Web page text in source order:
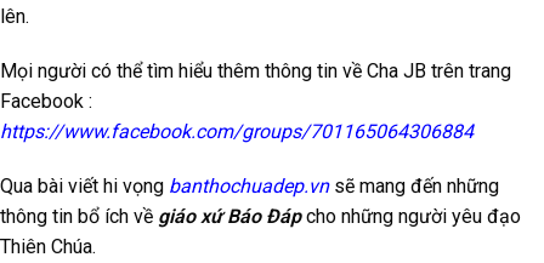
lên.
Mọi người có thể tìm hiểu thêm thông tin về Cha JB trên trang
Facebook :
https://www.facebook.com/groups/701165064306884
Qua bài viết hi vọng banthochuadep.vnsẽ mang đến những
thông tin bổ ích về giáo xứ Báo Đáp cho những người yêu đạo
Thiên Chúa.